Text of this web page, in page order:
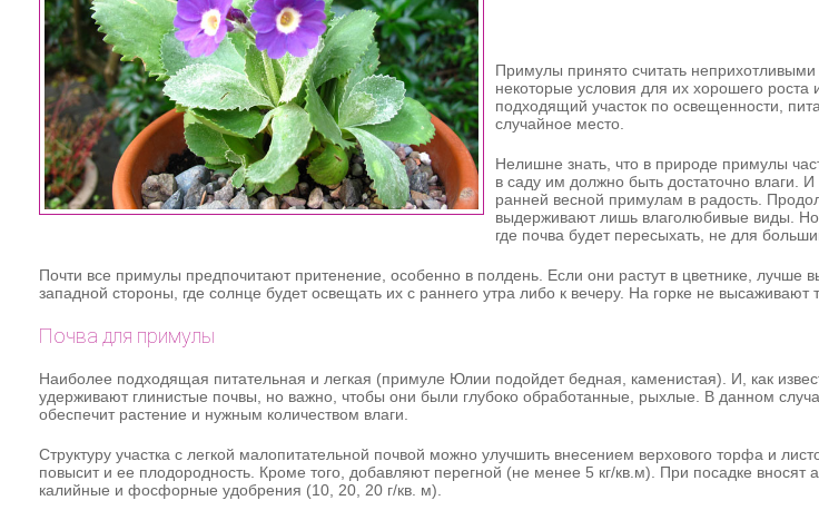
Примулы принято считать
некоторые условия для их хорошего
подходящий участок по освещенности,
случайное место.
Нелишне знать, что в природе примулы
в саду им должно быть достаточно влаги.
ранней весной примулам в радость.
выдерживают лишь влаголюбивые виды.
где почва будет пересыхать, не для
Почти все примулы предпочитают притенение, особенно в полдень. Если они растут в цветнике, лучше
западной стороны, где солнце будет освещать их с раннего утра либо к вечеру. На горке не высаживают
Почва для примулы
Наиболее подходящая питательная и легкая (примуле Юлии подойдет бедная, каменистая). И, как
удерживают глинистые почвы, но важно, чтобы они были глубоко обработанные, рыхлые. В данном
обеспечит растение и нужным количеством влаги.
Структуру участка с легкой малопитательной почвой можно улучшить внесением верхового торфа и
повысит и ее плодородность. Кроме того, добавляют перегной (не менее 5 кг/кв.м). При посадке вносят
калийные и фосфорные удобрения (10, 20, 20 г/кв. м).